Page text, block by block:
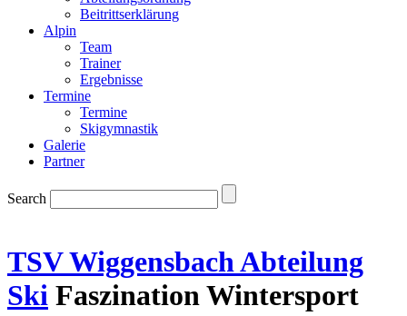
Beitrittserklärung
Alpin
Team
Trainer
Ergebnisse
Termine
Termine
Skigymnastik
Galerie
Partner
Search
TSV Wiggensbach Abteilung
Ski Faszination Wintersport